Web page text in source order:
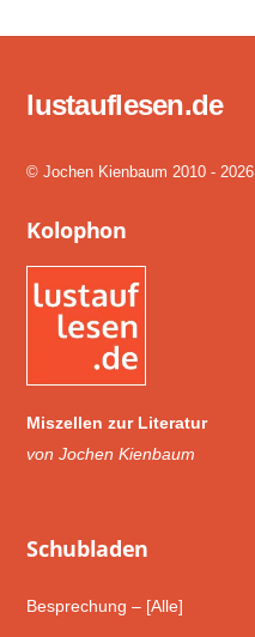
lustauflesen.de
© Jochen Kienbaum 2010 - 2026
Kolophon
Miszellen zur Literatur
von Jochen Kienbaum
Schub­laden
Besprechung – [Alle]